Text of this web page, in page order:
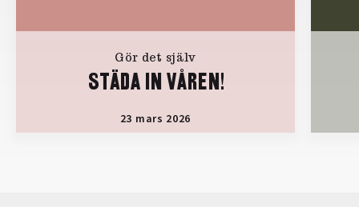
Gör det själv
STÄDA IN VÅREN!
23 mars 2026